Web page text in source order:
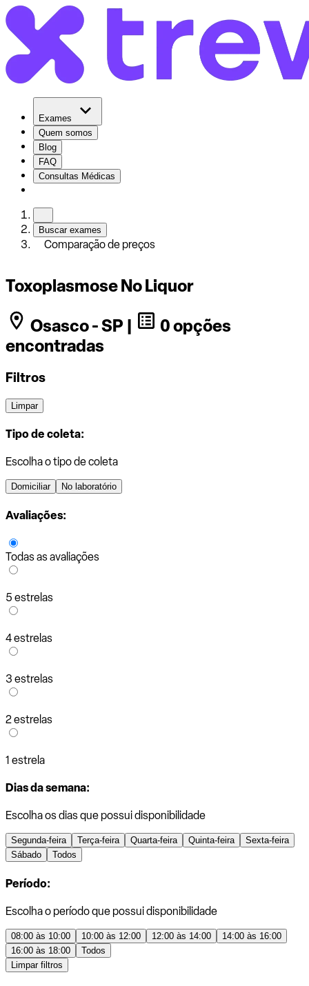
Exames
Quem somos
Blog
FAQ
Consultas Médicas
Buscar exames
Comparação de preços
Toxoplasmose No Liquor
Osasco - SP |
0 opções
encontradas
Filtros
Limpar
Tipo de coleta:
Escolha o tipo de coleta
Domiciliar No laboratório
Avaliações:
Todas as avaliações
5 estrelas
4 estrelas
3 estrelas
2 estrelas
1 estrela
Dias da semana:
Escolha os dias que possui disponibilidade
Segunda-feira Terça-feira Quarta-feira Quinta-feira
Sexta-feira
Sábado
Todos
Período:
Escolha o período que possui disponibilidade
08:00 às 10:00 10:00 às 12:00 12:00 às 14:00
14:00 às 16:00
16:00 às 18:00
Todos
Limpar filtros